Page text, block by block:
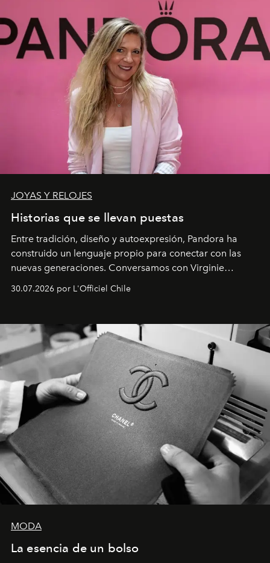
JOYAS Y RELOJES
Historias que se llevan puestas
Entre tradición, diseño y autoexpresión, Pandora ha
construido un lenguaje propio para conectar con las
nuevas generaciones. Conversamos con Virginie
Dubray, la responsable de marketing para
Latinoamérica, sobre identidad, cultura y el valor
30.07.2026 por L'Officiel Chile
MODA
La esencia de un bolso